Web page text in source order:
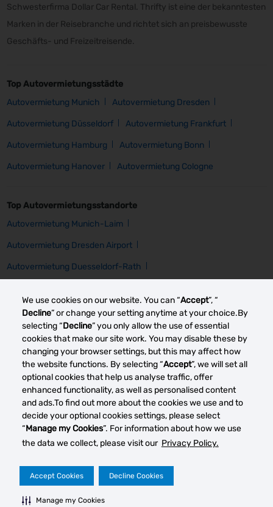
We use cookies on our website. You can “Accept”, “
Decline” or change your setting anytime at your choice.By
selecting “Decline” you only allow the use of essential
cookies that make our site work. You may disable these by
changing your browser settings, but this may affect how
the website functions. By selecting “Accept”, we will set all
optional cookies that help us analyse traffic, offer
enhanced functionality, as well as personalised content
and ads.To find out more about the cookies we use and to
decide your optional cookies settings, please select
“Manage my Cookies”. For information about how we use
the data we collect, please visit our Privacy Policy.
Accept Cookies Decline Cookies
Manage my Cookies
Schwesterfirma Dollar Car Rental. Thrifty ist eine der bekanntesten
Marken in der Reisebranche und richtet sich an preisbewusste
Geschäfts- und Freizeitreisende.
Top Autovermietungsstädte
Autovermietung Munich
Autovermietung Dresden
Autovermietung Düsseldorf Autovermietung Frankfurt
Autovermietung Hamburg Autovermietung Bonn
Autovermietung Hanover Autovermietung Cologne
Top Autovermietungsstandorte
Autovermietung Munich-Laim
Autovermietung Dresden Airport
Autovermietung Duesseldorf-Rath
Autovermietung Hamburg Airport Autovermietung Bonn
Autovermietung Stuttgart-Moehringen
Autovermietung Cologne-Porz Westhoven
Other car rental markets
© 2023 Thrifty Rent a Car System, Inc. Privacy Policy -
Your Privacy Rights Terms of Use